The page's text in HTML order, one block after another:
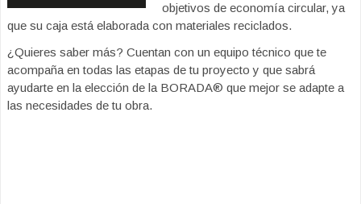
objetivos de economía circular, ya
que su caja está elaborada con materiales reciclados.
¿Quieres saber más? Cuentan con un equipo técnico que te
acompaña en todas las etapas de tu proyecto y que sabrá
ayudarte en la elección de la BORADA® que mejor se adapte a
las necesidades de tu obra.